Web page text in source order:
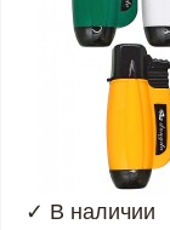
✓ В наличии